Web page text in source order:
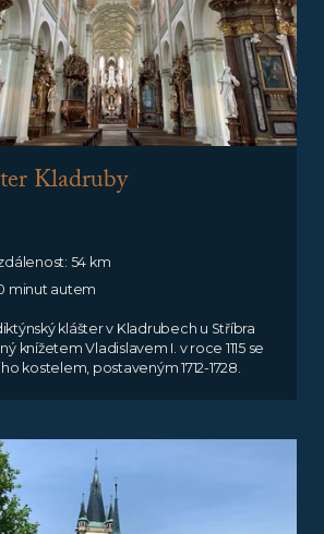
Kladruby
54 km
minut autem
klášter v Kladrubech u Stříbra
knížetem Vladislavem I. v roce 1115 se
kostelem, postaveným 1712-1728.